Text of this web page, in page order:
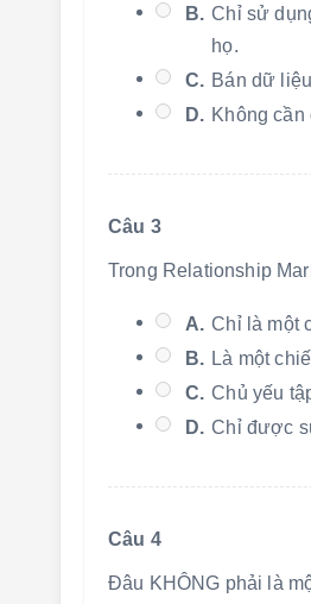
B. Chỉ sử
họ.
C. Bán dữ
D. Không cần
Câu 3
Trong Relationship
A. Chỉ là một
B. Là một
C. Chủ yếu
D. Chỉ được
Câu 4
Đâu KHÔNG phải là